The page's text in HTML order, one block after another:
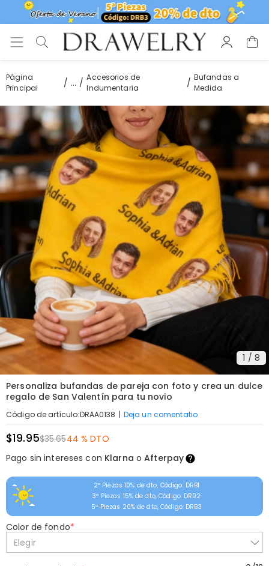
Página
Principal
...
Accesorios de
Indumentaria
Bufandas a
Medida
1 / 8
Personaliza bufandas de pareja con foto y crea un dulce
regalo de San Valentín para tu novio
Código de artículo:DRAA0138 | Deja un comentatio
$19.95$35.6544 % DTO
Pago sin intereses con Klarna oAfterpay
2ª Piezas 10% de dto, Código: DRB1
3ª Piezas 15% de dto, Código: DRB2
5ª Piezas 20% de dto, Código: DRB3
Color de fondo*
Elegir